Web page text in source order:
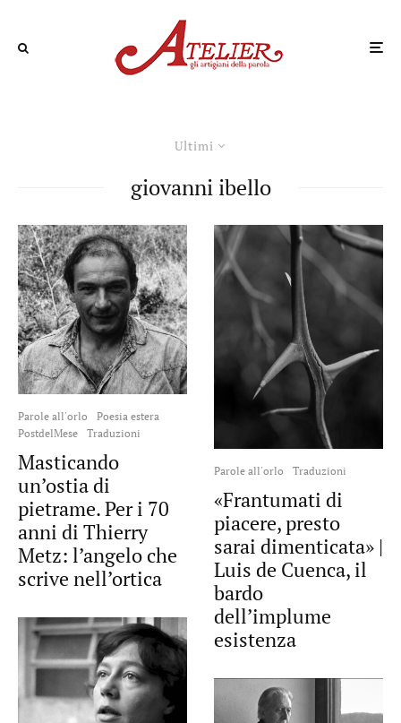
Ultimi
giovanni ibello
Parole all'orlo
Poesia estera
PostdelMese
Traduzioni
Masticando
un’ostia di
pietrame. Per i 70
anni di Thierry
Metz: l’angelo che
scrive nell’ortica
Parole all'orlo Traduzioni
«Frantumati di
piacere, presto
sarai dimenticata» |
Luis de Cuenca, il
bardo
dell’implume
esistenza